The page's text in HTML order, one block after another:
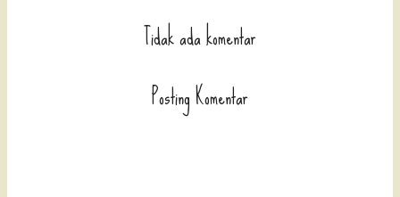
Tidak ada komentar
Posting Komentar